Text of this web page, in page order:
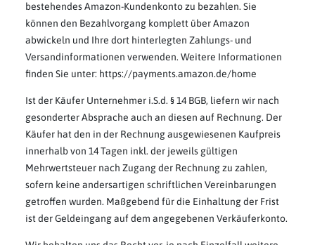
bestehendes Amazon-Kundenkonto zu bezahlen. Sie
können den Bezahlvorgang komplett über Amazon
abwickeln und Ihre dort hinterlegten Zahlungs- und
Versandinformationen verwenden. Weitere Informationen
finden Sie unter: https://payments.amazon.de/home
Ist der Käufer Unternehmer i.S.d. § 14 BGB, liefern wir nach
gesonderter Absprache auch an diesen auf Rechnung. Der
Käufer hat den in der Rechnung ausgewiesenen Kaufpreis
innerhalb von 14 Tagen inkl. der jeweils gültigen
Mehrwertsteuer nach Zugang der Rechnung zu zahlen,
sofern keine andersartigen schriftlichen Vereinbarungen
getroffen wurden. Maßgebend für die Einhaltung der Frist
ist der Geldeingang auf dem angegebenen Verkäuferkonto.